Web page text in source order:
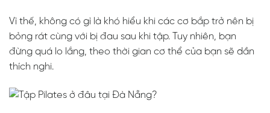
Vì thế, không có gì là khó hiểu khi các cơ bắp trở nên bị
bỏng rát cùng với bị đau sau khi tập. Tuy nhiên, bạn
đừng quá lo lắng, theo thời gian cơ thể của bạn sẽ dần
thích nghi.